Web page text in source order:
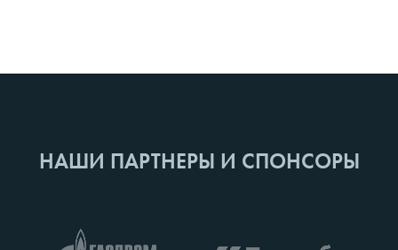
НАШИ ПАРТНЕРЫ И СПОНСОРЫ